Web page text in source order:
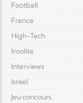
Football
France
High-Tech
Insolite
Interviews
Israël
Jeu concours